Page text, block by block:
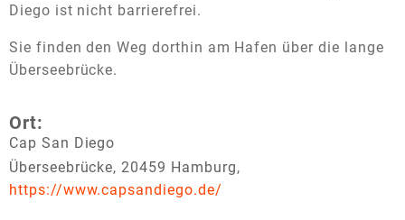
Diego ist nicht barrierefrei.
Sie finden den Weg dorthin am Hafen über die lange
Überseebrücke.
Ort:
Cap San Diego
Überseebrücke, 20459 Hamburg,
https://www.capsandiego.de/